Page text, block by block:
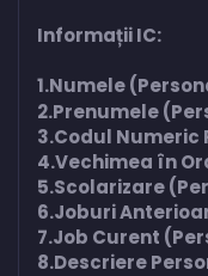
Informații IC:
1.Numele
2.Prenumele
3.Codul Numeric
4.Vechimea în
5.Scolarizare
6.Joburi
7.Job Curent
8.Descriere